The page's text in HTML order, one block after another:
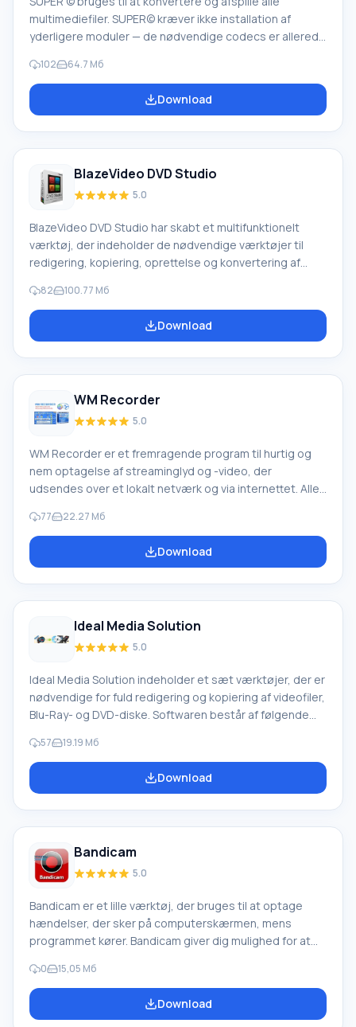
multimediefiler. SUPER© kræver ikke installation af
yderligere moduler — de nødvendige codecs er allerede
filkonvertering er resultatet af det omhyggelige arbejde
fra udviklerne af codecs og plugins inkluderet i SUPER-
pakken: MEncoder, FFmpeg, x264, MusePack (mpc),
102 64.7 Mб
Download
BlazeVideo DVD Studio
5.0
BlazeVideo DVD Studio har skabt et multifunktionelt
værktøj, der indeholder de nødvendige værktøjer til
redigering, kopiering, oprettelse og konvertering af
universelle softwarepakke består af fire applikationer:
DVD Copy, BlazeDVD, Music DVD Creator og DVD
Creator. Hver af dem er ansvarlig for et specifikt
82 100.77 Мб
Download
WM Recorder
5.0
WM Recorder er et fremragende program til hurtig og
nem optagelse af streaminglyd og -video, der
udsendes over et lokalt netværk og via internettet. Alle
derefter gemmes i det valgte format. Programmet
fungerer med de fleste moderne filtyper og kan også
optage flere streams samtidigt. Høj kvalitet
77 22.27 Мб
Download
Ideal Media Solution
5.0
Ideal Media Solution indeholder et sæt værktøjer, der er
nødvendige for fuld redigering og kopiering af videofiler,
Blu-Ray- og DVD-diske. Softwaren består af følgende
Free Video Converter og Video Downloader. Blu-Ray
Copy bruges til at sikkerhedskopiere information fra
originale Blu-Ray-diske enten til computermemory eller
57 19.19 Мб
Download
Bandicam
5.0
Bandicam er et lille værktøj, der bruges til at optage
hændelser, der sker på computerskærmen, mens
programmet kører. Bandicam giver dig mulighed for at
optage dine samtaler i videochats, tage enkelte
skærmbilleder og hele serier af dem og forberede
programvejledninger. Bandicam understøtter alle de
0 15,05 Мб
Download